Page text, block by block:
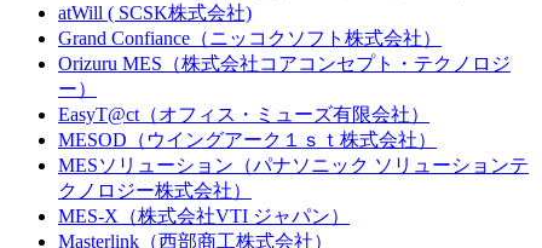
atWill ( SCSK株式会社)
Grand Confiance（ニッコクソフト株式会社）
Orizuru MES（株式会社コアコンセプト・テクノロジ
ー）
EasyT@ct（オフィス・ミューズ有限会社）
MESOD（ウイングアーク１ｓｔ株式会社）
MESソリューション（パナソニック ソリューションテ
クノロジー株式会社）
MES-X（株式会社VTI ジャパン）
Masterlink（西部商工株式会社）